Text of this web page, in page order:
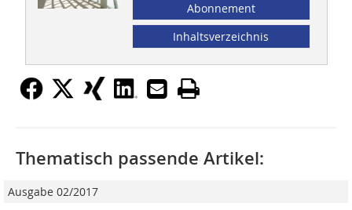
Abonnement
Inhaltsverzeichnis
Thematisch passende Artikel:
Ausgabe 02/2017